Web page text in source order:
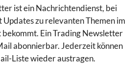
ist ein Nachrichtendienst, bei
zu relevanten Themen im
bekommt. Ein Trading Newsletter
abonnierbar. Jederzeit können
Liste wieder austragen.